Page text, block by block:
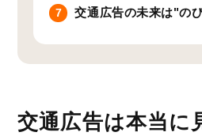
7 交通広告の未来は"の
交通広告は本当に